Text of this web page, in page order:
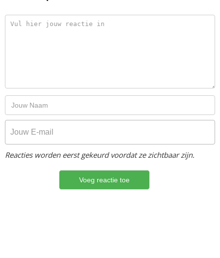
Reacties worden eerst gekeurd voordat ze zichtbaar zijn.